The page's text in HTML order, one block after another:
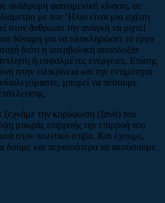
ανάδρομη φαινομενική κίνηση, σε
με τον ‘Ηλιο είναι μια σχέση
στον άνθρωπο την ανάγκη να ριχτεί
δύναμη για να ολοκληρώσει το έργο
διότι η υπερβολική αισιοδοξία
ή εσφαλμένες ενέργειες. Επίσης
στην ειλικρίνεια και την εντιμότητα
μπορεί να πέσουμε
ξεχνάμε την κορύφωση (ξανά) του
μακράς επιρροής την επιρροή του
στον πολιτικό στίβο. Και έχουμε,
δούμε και περισσότερα να ακούσουμε.